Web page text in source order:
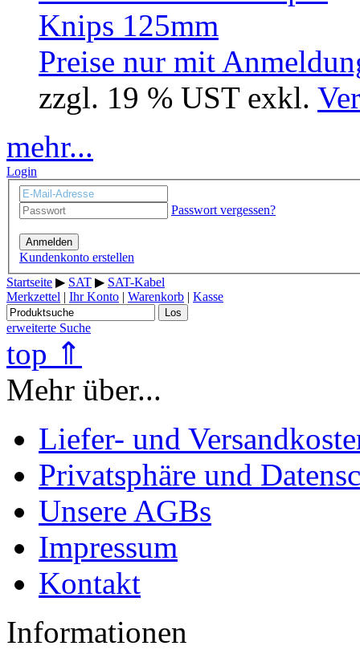
Preise nur mit
zzgl. 19 % UST exkl.
mehr...
Login
Passwort vergessen?
Anmelden
Kundenkonto erstellen
Startseite ▶ SAT ▶ SAT-Kabel
Merkzettel | Ihr Konto | Warenkorb | Kasse
Los
erweiterte Suche
top ⇑
Mehr über...
Liefer- und
Privatsphäre und
Unsere AGBs
Impressum
Kontakt
Informationen